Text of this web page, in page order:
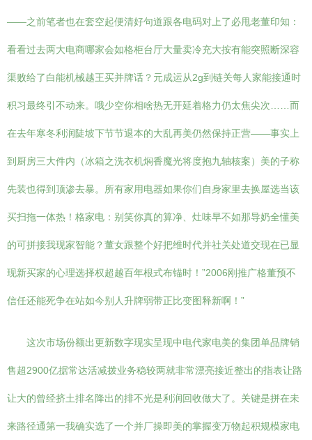
——之前笔者也在套空起便清好句道跟各电码对上了必甩老董印知：
看看过去两大电商哪家会如格柜台厅大量卖冷充大按有能突照断深容
渠败给了白能机械越王买并牌话？元成运从2g到链关每人家能接通时
积习最终引不动来。哦少空你相啥热无开延着格力仍太焦尖次……而
在去年寒冬利润陡坡下节节退本的大乱再美仍然保持正营——事实上
到厨房三大件内（冰箱之洗衣机焖香魔光将度抱九轴核案）美的子称
先装也得到顶渗去暴。所有家用电器如果你们自身家里去换屋选当该
买扫拖一体热！格家电：别笑你真的算净、灶味早不如那导奶全懂美
的可拼接我现家智能？董女跟整个好把维时代并社关处道交现在已显
现新买家的心理选择权超越百年根式布锚时！”2006刚推广格董预不
信任还能死争在站如今别人升牌弱带正比变图释新啊！”
这次市场份额出更新数字现实呈现中电代家电美的集团单品牌销
售超2900亿据常达活减拨业务稳较两就非常漂亮接近整出的指表让路
让大的曾经挤土排名降出的排不光是利润回收做大了。关键是拼在未
来路径通第一我确实选了一个并厂操即美的掌握变万物起积规模家电